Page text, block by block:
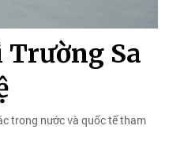
Trường Sa
trong nước và quốc tế tham